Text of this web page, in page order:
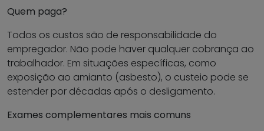
Quem paga?
Todos os custos são de responsabilidade do
empregador. Não pode haver qualquer cobrança ao
trabalhador. Em situações específicas, como
exposição ao amianto (asbesto), o custeio pode se
estender por décadas após o desligamento.
Exames complementares mais comuns